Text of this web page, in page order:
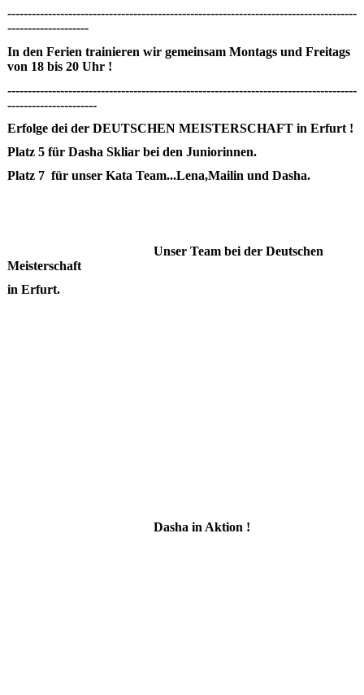
--------------------------------------------------------------------------------------
--------------------
In den Ferien trainieren wir gemeinsam Montags und Freitags
von 18 bis 20 Uhr !
--------------------------------------------------------------------------------------
----------------------
Erfolge dei der DEUTSCHEN MEISTERSCHAFT in Erfurt !
Platz 5 für Dasha Skliar bei den Juniorinnen.
Platz 7 für unser Kata Team...Lena,Mailin und Dasha.
Unser Team bei der Deutschen
Meisterschaft
in Erfurt.
Dasha in Aktion !